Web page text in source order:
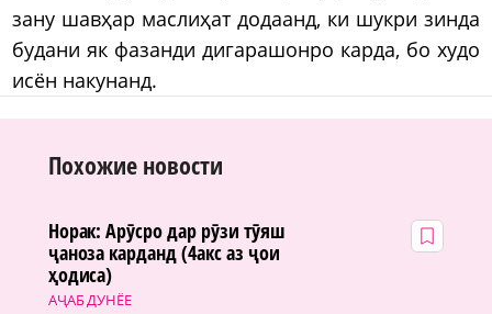
зану шавҳар маслиҳат додаанд, ки шукри зинда
будани як фазанди дигарашонро карда, бо худо
исён накунанд.
Похожие новости
АҶАБ ДУНЁЕ
Норак: Арӯсро дар рӯзи тӯяш
ҷаноза карданд (4акс аз ҷои
ҳодиса)